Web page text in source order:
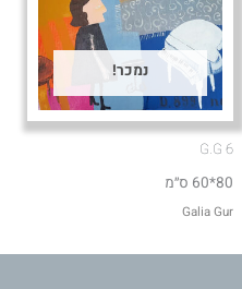
נמכר!
G.G 6
80*60 ס״מ
Galia Gur